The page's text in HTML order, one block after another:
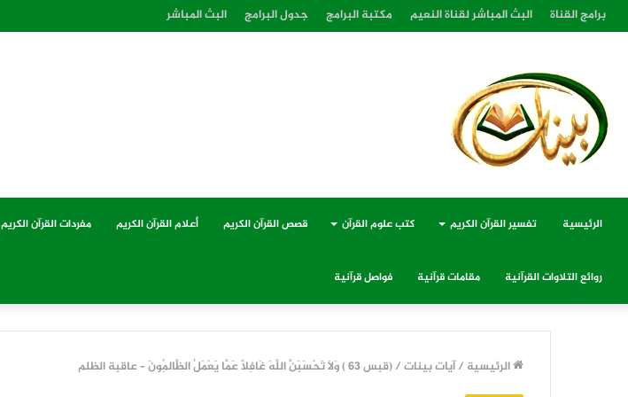
برامج القناة البث المباشر لقناة النعيم مكتبة البرامج جدول البرامج البث المباشر
الرئيسية تفسير القرآن الكريم كتب علوم القرآن قصص القرآن الكريم أعلام القرآن الكريم مفردات القرآن الكريم
روائع التلاوات القرآنية مقامات قرآنية فواصل قرآنية
الرئيسية /آيات بينات/(قبس 63 ) وَلَا تَحْسَبَنَّ اللَّهَ غَافِلًا عَمَّا يَعْمَلُ الظَّالِمُونَ – عاقبة الظلم